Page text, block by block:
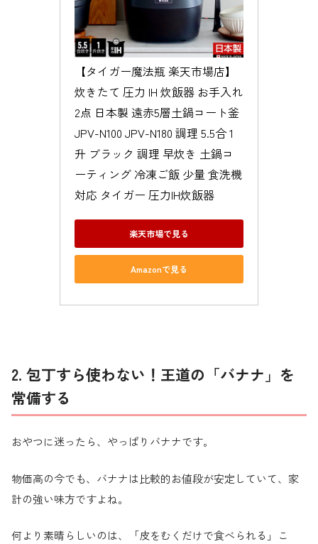
【タイガー魔法瓶 楽天市場店】
炊きたて 圧力 IH 炊飯器 お手入れ
2点 日本製 遠赤5層土鍋コート釜
JPV-N100 JPV-N180 調理 5.5合 1
升 ブラック 調理 早炊き 土鍋コ
ーティング 冷凍ご飯 少量 食洗機
対応 タイガー 圧力IH炊飯器
楽天市場で見る
Amazonで見る
2. 包丁すら使わない！王道の「バナナ」を
常備する
おやつに迷ったら、やっぱりバナナです。
物価高の今でも、バナナは比較的お値段が安定していて、家
計の強い味方ですよね。
何より素晴らしいのは、「皮をむくだけで食べられる」こ